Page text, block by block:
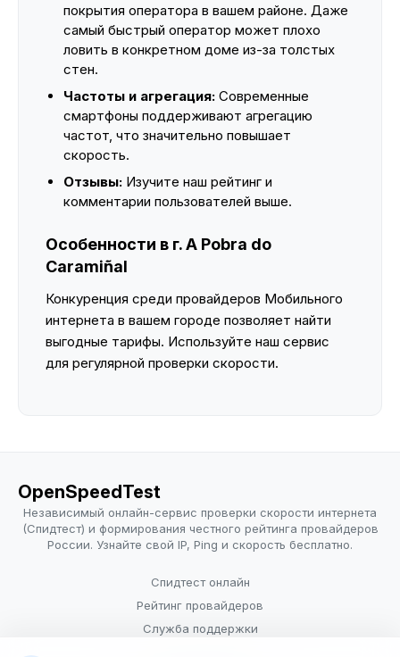
покрытия оператора в вашем районе. Даже
самый быстрый оператор может плохо
ловить в конкретном доме из-за толстых
стен.
Частоты и агрегация: Современные
смартфоны поддерживают агрегацию
частот, что значительно повышает
скорость.
Отзывы: Изучите наш рейтинг и
комментарии пользователей выше.
Особенности в г. A Pobra do
Caramiñal
Конкуренция среди провайдеров Мобильного
интернета в вашем городе позволяет найти
выгодные тарифы. Используйте наш сервис
для регулярной проверки скорости.
OpenSpeedTest
Независимый онлайн-сервис проверки скорости интернета
(Спидтест) и формирования честного рейтинга провайдеров
России. Узнайте свой IP, Ping и скорость бесплатно.
Спидтест онлайн
Рейтинг провайдеров
Служба поддержки